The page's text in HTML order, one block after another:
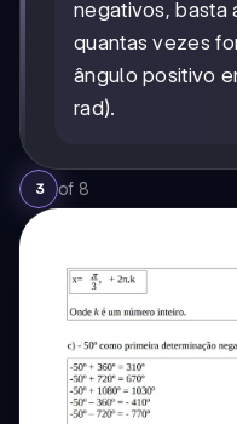
negativos, basta
quantas vezes
ângulo positivo
rad).
3 of 8